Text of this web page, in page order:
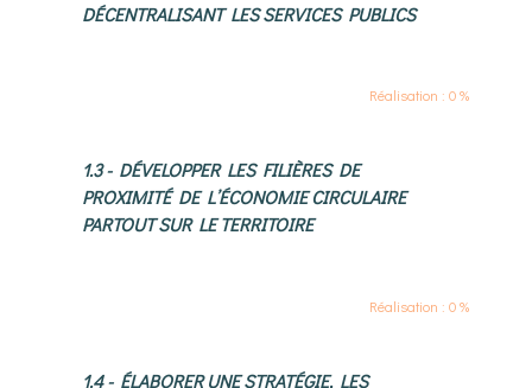
DÉCENTRALISANT LES SERVICES PUBLICS
Réalisation : 0 %
1.3 - DÉVELOPPER LES FILIÈRES DE
PROXIMITÉ DE L’ÉCONOMIE CIRCULAIRE
PARTOUT SUR LE TERRITOIRE
Réalisation : 0 %
1.4 - ÉLABORER UNE STRATÉGIE, LES